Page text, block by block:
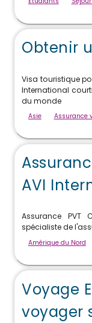
Obtenir
Visa touristique
International
du monde
Asie Assurance
AVI
Assurance PVT
spécialiste de
Amérique du Nord
Voyage
voyager